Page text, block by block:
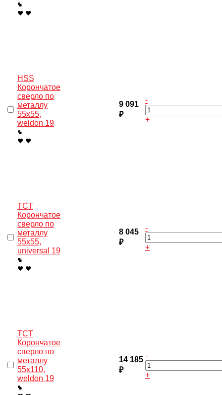
HSS
Корончатое
сверло по
металлу
55x55,
weldon 19
9 091
₽
-
+
TCT
Корончатое
сверло по
металлу
55x55,
universal 19
8 045
₽
-
+
TCT
Корончатое
сверло по
металлу
55x110,
weldon 19
14 185
₽
-
+